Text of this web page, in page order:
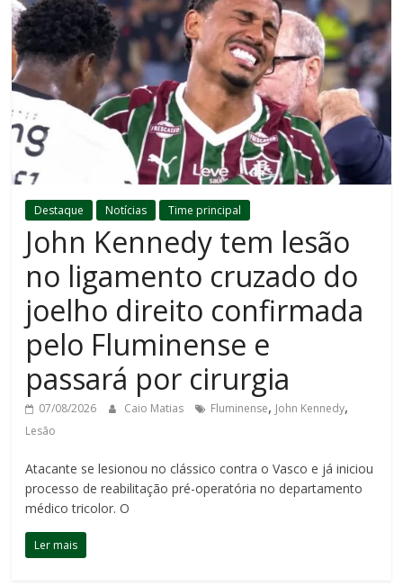
Destaque Notícias Time principal
John Kennedy tem lesão
no ligamento cruzado do
joelho direito confirmada
pelo Fluminense e
passará por cirurgia
07/08/2026 Caio Matias Fluminense, John Kennedy,
Lesão
Atacante se lesionou no clássico contra o Vasco e já iniciou
processo de reabilitação pré-operatória no departamento
médico tricolor. O
Ler mais